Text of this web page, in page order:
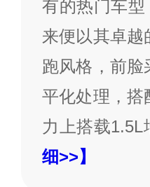
有的热门车
来便以其卓
跑风格，前
平化处理，搭
力上搭载
细>>】